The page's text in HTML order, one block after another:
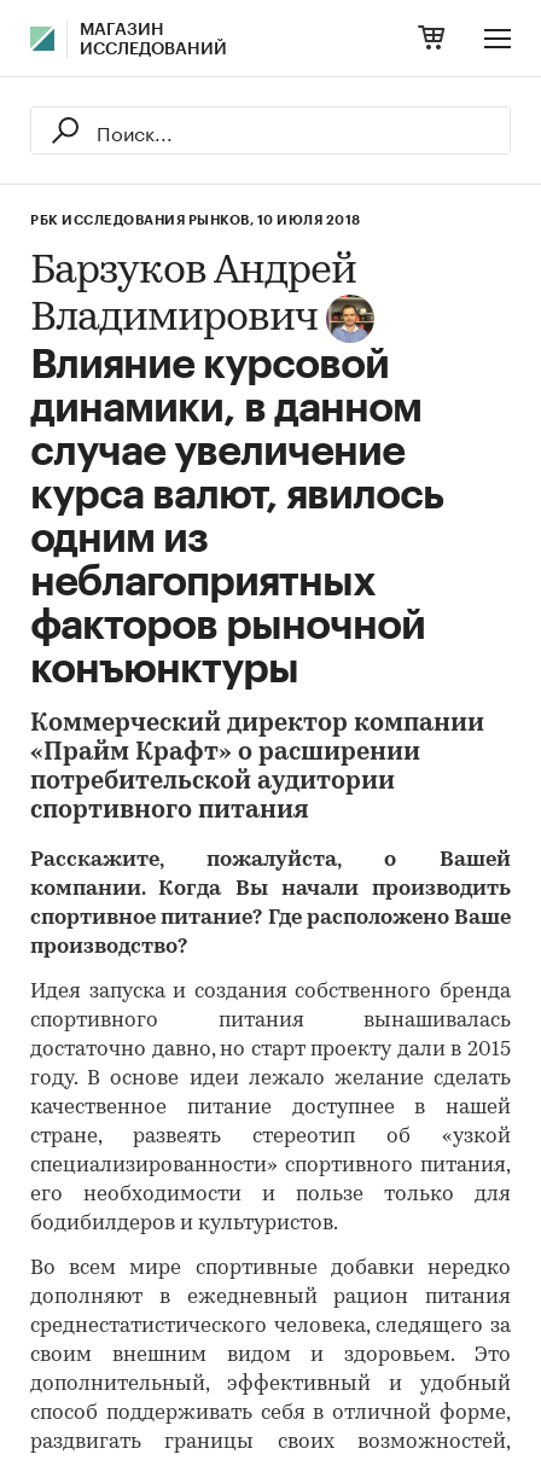
МАГАЗИН
ИССЛЕДОВАНИЙ
РБК ИССЛЕДОВАНИЯ РЫНКОВ, 10 ИЮЛЯ 2018
Барзуков Андрей
Владимирович
Влияние курсовой
динамики, в данном
случае увеличение
курса валют, явилось
одним из
неблагоприятных
факторов рыночной
конъюнктуры
Коммерческий директор компании
«Прайм Крафт» о расширении
потребительской аудитории
спортивного питания
Расскажите, пожалуйста, о Вашей
компании. Когда Вы начали производить
спортивное питание? Где расположено Ваше
производство?
Идея запуска и создания собственного бренда
спортивного питания вынашивалась
достаточно давно, но старт проекту дали в 2015
году. В основе идеи лежало желание сделать
качественное питание доступнее в нашей
стране, развеять стереотип об «узкой
специализированности» спортивного питания,
его необходимости и пользе только для
бодибилдеров и культуристов.
Во всем мире спортивные добавки нередко
дополняют в ежедневный рацион питания
среднестатистического человека, следящего за
своим внешним видом и здоровьем. Это
дополнительный, эффективный и удобный
способ поддерживать себя в отличной форме,
раздвигать границы своих возможностей,